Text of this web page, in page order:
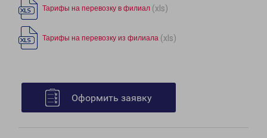
Тарифы на перевозку в филиал (xls)
Тарифы на перевозку из филиала (xls)
Оформить заявку